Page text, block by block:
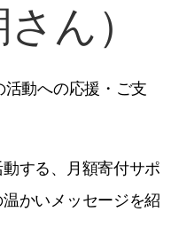
ん）
活動への応援・ご支
する、月額寄付サポ
かいメッセージを紹